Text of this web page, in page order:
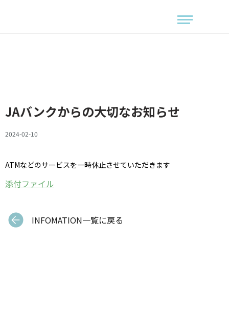
JAバンクからの大切なお知らせ
2024-02-10
ATMなどのサービスを一時休止させていただきます
添付ファイル
INFOMATION一覧に戻る